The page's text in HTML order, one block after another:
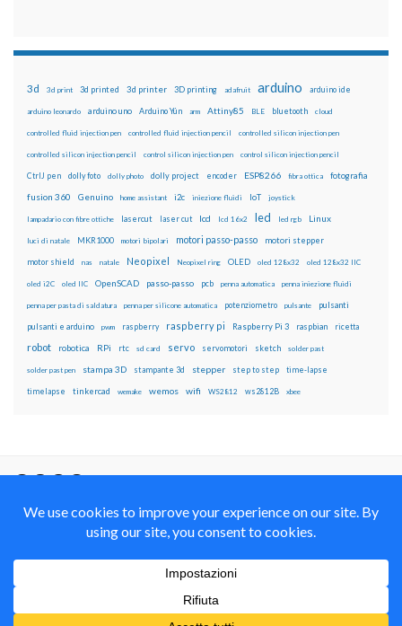
3d 3d print 3d printed 3d printer 3D printing adafruit arduino arduino ide
arduino leonardo arduino uno Arduino Yún arm Attiny85 BLE bluetooth cloud
controlled fluid injection pen controlled fluid injection pencil controlled silicon injection pen
controlled silicon injection pencil control silicon injection pen control silicon injection pencil
CtrlJ pen dolly foto dolly photo dolly project encoder ESP8266 fibra ottica fotografia
fusion 360 Genuino home assistant i2c iniezione fluidi IoT joystick
lampadario con fibre ottiche lasercut laser cut lcd lcd 16x2 led led rgb Linux
luci di natale MKR1000 motori bipolari motori passo-passo motori stepper
motor shield nas natale Neopixel Neopixel ring OLED oled 128x32 oled 128x32 IIC
oled i2C oled IIC OpenSCAD passo-passo pcb penna automatica penna iniezione fluidi
penna per pasta di saldatura penna per silicone automatica potenziometro pulsante pulsanti
pulsanti e arduino pwm raspberry raspberry pi Raspberry Pi 3 raspbian ricetta
robot robotica RPi rtc sd card servo servomotori sketch solder past
solder past pen stampa 3D stampante 3d stepper step to step time-lapse
timelapse tinkercad wemake wemos wifi WS2812 ws2812B xbee
Alike 4.0 International
© 2012-2018 Mauro Alfieri Elettronica Domotica Robotica Arduino Corsi